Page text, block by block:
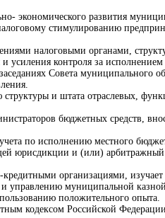
экономического развития
стимулированию
налоговыми органами,
усиления контроля за
Совета муниципального
и штата отраслевых,
бюджетных средств,
по исполнению местного
юрисдикции и (или)
организациями, изучает
управлению муниципальной
положительного опыта.
кодексом Российской